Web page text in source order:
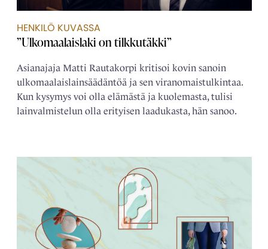
HENKILÖ KUVASSA
”Ulkomaalaislaki on tilkkutäkki”
Asianajaja Matti Rautakorpi kritisoi kovin sanoin
ulkomaalais­­lainsäädäntöä ja sen viranomais­tulkintaa.
Kun kysymys voi olla elämästä ja kuolemasta, tulisi
lain­­valmistelun olla erityisen laadukasta, hän sanoo.